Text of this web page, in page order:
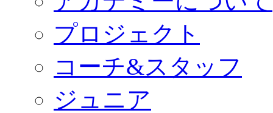
プロジェクト
コーチ&スタッフ
ジュニア